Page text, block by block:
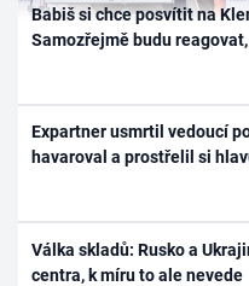
Babiš si chce posvítit na
Samozřejmě budu
Expartner usmrtil vedoucí
havaroval a prostřelil si
Válka skladů: Rusko a
centra, k míru to ale nevede